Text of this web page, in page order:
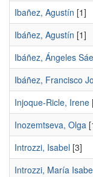
Ibañez, Agustín [1]
Ibáñez, Agustín [1]
Ibáñez, Ángeles
Ibáñez, Francisco
Injoque-Ricle, Irene
Inozemtseva, Olga
Introzzi, Isabel [3]
Introzzi, María